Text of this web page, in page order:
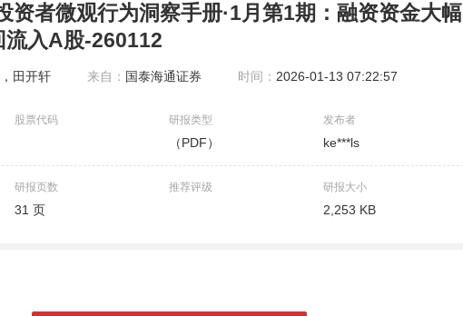
资者微观行为洞察手册·1月第1期：融资资金大幅
入A股-260112
田开轩 来自： 国泰海通证券 时间： 2026-01-13 07:22:57
股票代码 研报类型
（PDF）
发布者
ke***ls
研报页数
31 页
推荐评级 研报大小
2,253 KB